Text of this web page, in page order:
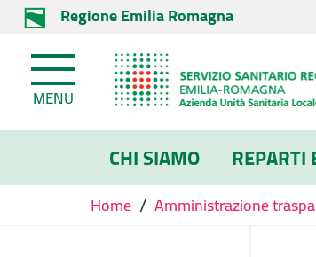
Regione Emilia Romagna
MENU
CHI SIAMO REPARTI
Home / Amministrazione